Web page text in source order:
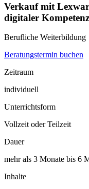
Verkauf mit
digitaler Kompetenz
Berufliche Weiterbildung
Beratungstermin buchen
Zeitraum
individuell
Unterrichtsform
Vollzeit oder Teilzeit
Dauer
mehr als 3 Monate bis 6
Inhalte